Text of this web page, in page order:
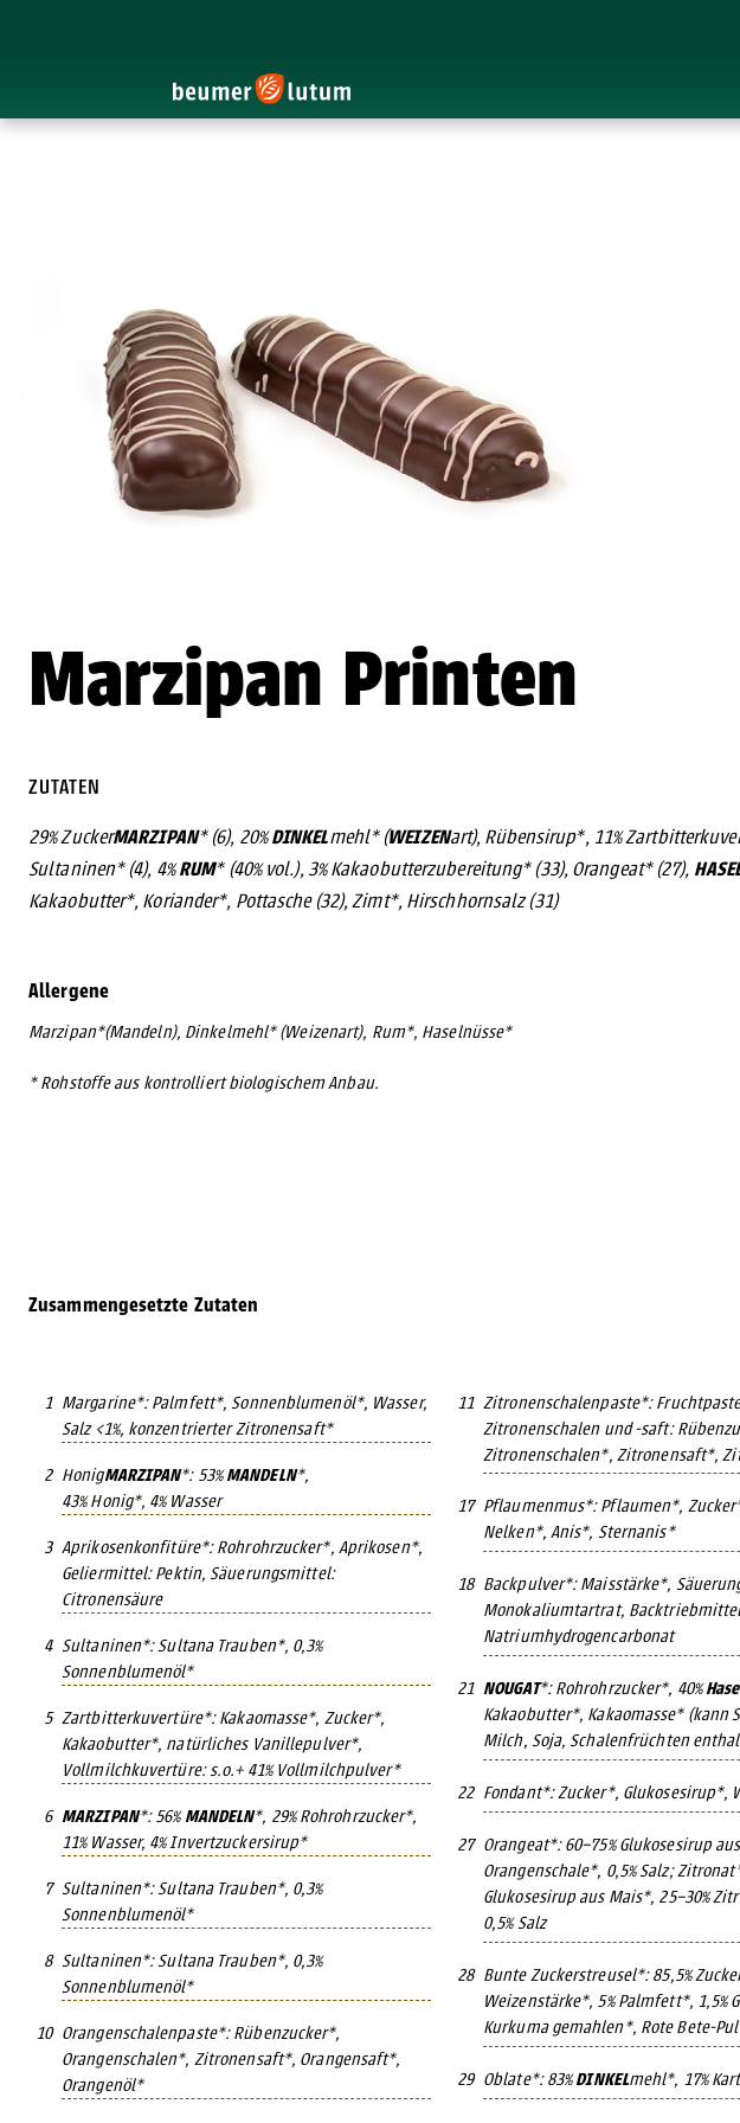
Marzipan Printen
ZUTATEN
29% ZuckerMARZIPAN* (6), 20%DINKELmehl* (WEIZENart), Rübensirup*, 11%
Sultaninen* (4), 4%RUM* (40% vol.), 3% Kakaobutterzubereitung* (33), Orangeat* (27),
Kakaobutter*, Koriander*, Pottasche (32), Zimt*, Hirschhornsalz (31)
Allergene
Marzipan*(Mandeln), Dinkelmehl* (Weizenart), Rum*, Haselnüsse*
* Rohstoffe aus kontrolliert biologischem Anbau.
Zusammengesetzte Zutaten
1 Margarine*: Palmfett*, Sonnenblumenöl*, Wasser,
Salz <1%, konzentrierter Zitronensaft*
2 HonigMARZIPAN*: 53%MANDELN*,
43% Honig*, 4% Wasser
Aprikosenkonfitüre*: Rohrohrzucker*, Aprikosen*,
Geliermittel: Pektin, Säuerungsmittel:
Citronensäure
3
Sultaninen*: Sultana Trauben*, 0,3%
Sonnenblumenöl*
4
5
6
7
8
10
Zartbitterkuvertüre*: Kakaomasse*, Zucker*,
Kakaobutter*, natürliches Vanillepulver*,
Vollmilchkuvertüre: s.o.+ 41% Vollmilchpulver*
MARZIPAN*: 56%MANDELN*, 29% Rohrohrzucker*,
11% Wasser, 4% Invertzuckersirup*
Sultaninen*: Sultana Trauben*, 0,3%
Sonnenblumenöl*
Sultaninen*: Sultana Trauben*, 0,3%
Sonnenblumenöl*
Orangenschalenpaste*: Rübenzucker*,
Orangenschalen*, Zitronensaft*, Orangensaft*,
Orangenöl*
11 Zitronenschalenpaste*:
Zitronenschalen und -saft:
Zitronenschalen*, Zitronensaft*,
17 Pflaumenmus*: Pflaumen*,
Nelken*, Anis*, Sternanis*
Backpulver*: Maisstärke*,
Monokaliumtartrat,
Natriumhydrogencarbonat
18
NOUGAT*: Rohrohrzucker*, 40%
Kakaobutter*, Kakaomasse* (kann
Milch, Soja, Schalenfrüchten
21
22
27
28
29
Fondant*: Zucker*, Glukosesirup*,
Orangeat*: 60–75% Glukosesirup
Orangenschale*, 0,5% Salz;
Glukosesirup aus Mais*, 25–30%
0,5% Salz
Oblate*: 83%DINKELmehl*, 17%
Bunte Zuckerstreusel*: 85,5%
Weizenstärke*, 5% Palmfett*, 1,5%
Kurkuma gemahlen*, Rote Bete-